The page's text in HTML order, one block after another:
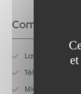
Commodités
Lave-vaisselle
Télévision
Micro-onde